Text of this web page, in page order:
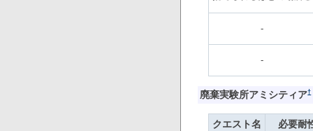
-
-
廃棄実験所アミシティア†
クエスト名 必要耐